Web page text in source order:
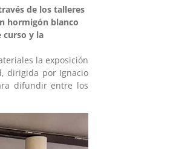
de los talleres
hormigón blanco
curso y la
la exposición
dirigida por Ignacio
difundir entre los